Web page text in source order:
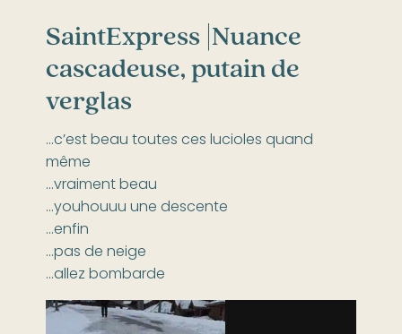
SaintExpress |Nuance
cascadeuse, putain de
verglas
…c’est beau toutes ces lucioles quand
même
…vraiment beau
…youhouuu une descente
…enfin
…pas de neige
…allez bombarde